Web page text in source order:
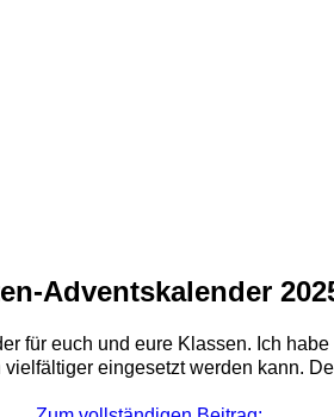
Adventskalender
für euch und eure Klassen. Ich
eingesetzt werden kann.